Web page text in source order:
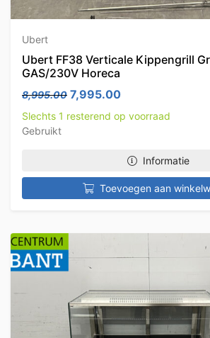
Ubert
Ubert FF38 Verticale Kippengrill
GAS/230V Horeca
8,995.00 Oorspronkelijke prijs
7,995.00Huidige prijs is:
Slechts 1 resterend op voorraad
Gebruikt
Informatie
Toevoegen aan